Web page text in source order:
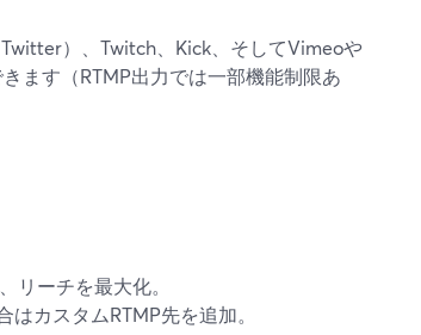
）、Twitch、Kick、そしてVimeoや
ます（RTMP出力では一部機能制限あ
リーチを最大化。
カスタムRTMP先を追加。